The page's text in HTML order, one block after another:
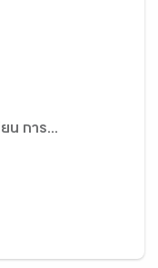
ยน การ...